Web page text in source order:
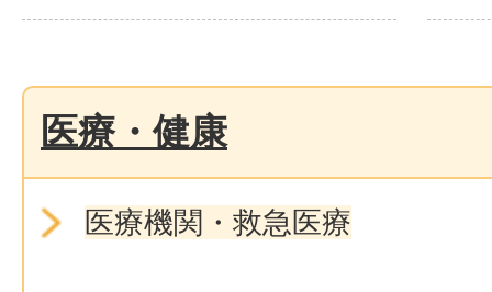
医療・健康
医療機関・救急医療